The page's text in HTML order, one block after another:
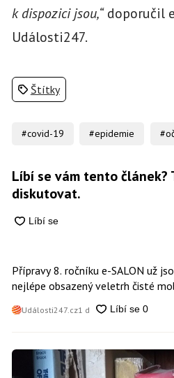
k dispozici jsou,“doporučil
Události247.
Štítky
#covid-19 #epidemie
Líbí se vám tento článek?
diskutovat.
Přípravy 8. ročníku e-SALON už
nejlépe obsazený veletrh čisté
Události247.cz1 d